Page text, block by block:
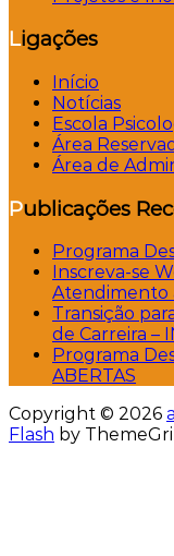
Ligações
Início
Notícias
Escola
Área
Área de
Publicações
Programa
Inscreva-se
Atendimento
Transição
de Carreira –
Programa
ABERTAS
Copyright © 2026
Flash by